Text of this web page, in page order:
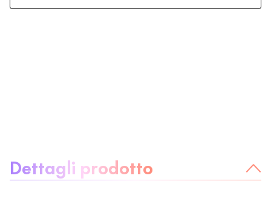
Dettagli prodotto